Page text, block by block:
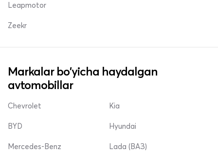
Leapmotor
Zeekr
Markalar bo'yicha haydalgan
avtomobillar
Chevrolet
BYD
Mercedes-Benz
Kia
Hyundai
Lada (ВАЗ)